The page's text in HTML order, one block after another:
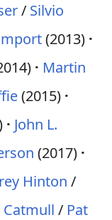
/ Silvio
(2013)
Martin
(2015)
John L.
(2017)
Hinton /
Catmull / Pat